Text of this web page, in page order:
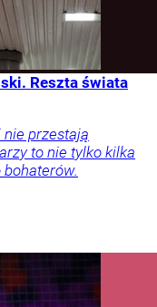
Reszta świata
przestają
to nie tylko kilka